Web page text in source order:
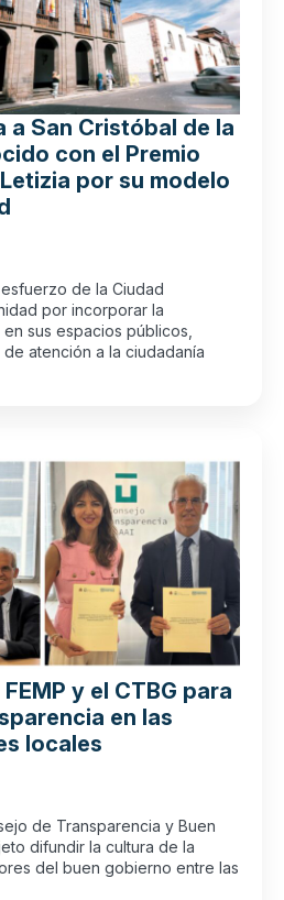
a San Cristóbal de la
con el Premio
por su modelo
de la Ciudad
por incorporar la
sus espacios públicos,
atención a la ciudadanía
y el CTBG para
en las
locales
de Transparencia y Buen
difundir la cultura de la
del buen gobierno entre las